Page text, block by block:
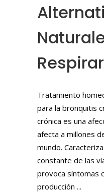
Tratamiento
para la bronquitis
crónica es una
afecta a millones
mundo.
constante de las
provoca síntomas
producción